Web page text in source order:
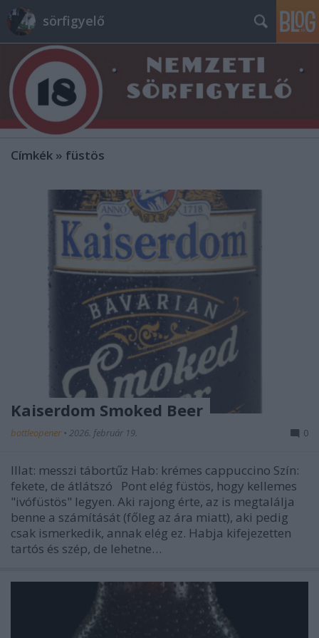
sörfigyelő
Címkék » füstös
Kaiserdom Smoked Beer
bottleopener • 2026. február 19. 0
Illat: messzi tábortűz Hab: krémes cappuccino Szín:
fekete, de átlátszó Pont elég füstös, hogy kellemes
"ivófüstös" legyen. Aki rajong érte, az is megtalálja
benne a számítását (főleg az ára miatt), aki pedig
csak ismerkedik, annak elég ez. Habja kifejezetten
tartós és szép, de lehetne…